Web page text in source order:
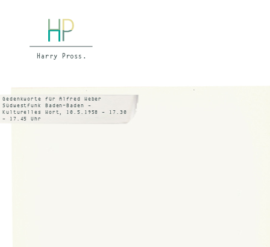
Gedenkworte für Alfred Weber
Südwestfunk Baden-Baden –
Kulturelles Wort, 10.5.1958 – 17.30
– 17.45 Uhr